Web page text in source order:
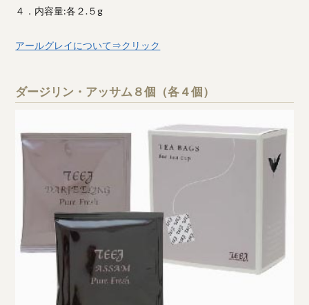
４．内容量:各２.５g
アールグレイについて⇒クリック
ダージリン・アッサム８個（各４個）